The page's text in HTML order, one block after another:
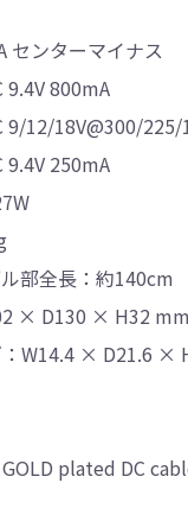
センターマイナス
800mA
9/12/18V@300/225/
250mA
部全長：約140cm
× D130 × H32 mm
W14.4 × D21.6 ×
GOLD plated DC